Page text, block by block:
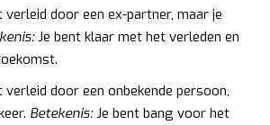
door een ex-partner, maar je
Je bent klaar met het verleden en
door een onbekende persoon,
Betekenis:Je bent bang voor het